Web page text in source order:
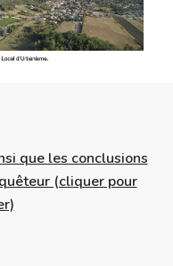
que les conclusions
(cliquer pour